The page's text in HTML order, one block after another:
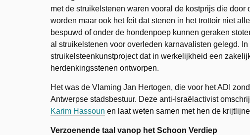
met de struikelstenen waren vooral de kostprijs die
worden maar ook het feit dat stenen in het trottoir niet
bespuwd of onder de hondenpoep kunnen geraken
al struikelstenen voor overleden karnavalisten gelegd.
struikelsteenkunstproject dat in werkelijkheid een
herdenkingsstenen ontworpen.
Het was de Vlaming Jan Hertogen, die voor het ADI
Antwerpse stadsbestuur. Deze anti-Israëlactivist
Karim Hassoun en laat weten samen met hen de
Verzoenende taal vanop het Schoon Verdiep